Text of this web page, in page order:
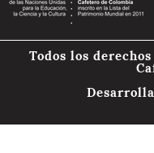
Todos los